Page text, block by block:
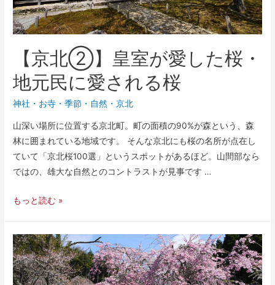
【京北②】皇室が愛した桜・
地元民に愛される桜
神社・お寺 ・季節 ・ 自然 ・京北
山深い場所に位置する京北町。町の面積の90%が森という、森
林に囲まれている地域です。 そんな京北にも桜の名所が点在し
ていて「京北桜100選」というスポットがあるほど。山間部なら
ではの、雄大な自然とのコントラストが見事です …
もっと読む »